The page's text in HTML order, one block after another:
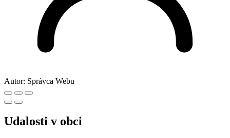
Autor: Správca Webu
Udalosti v obci